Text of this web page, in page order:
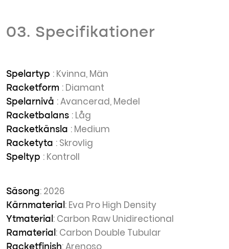
03. Specifikationer
Spelartyp : Kvinna, Män
Racketform : Diamant
Spelarnivå : Avancerad, Medel
Racketbalans : Låg
Racketkänsla : Medium
Racketyta : Skrovlig
Speltyp : Kontroll
Säsong: 2026
Kärnmaterial : Eva Pro High Density
Ytmaterial : Carbon Raw Unidirectional
Ramaterial : Carbon Double Tubular
Racketfinish: Arenoso